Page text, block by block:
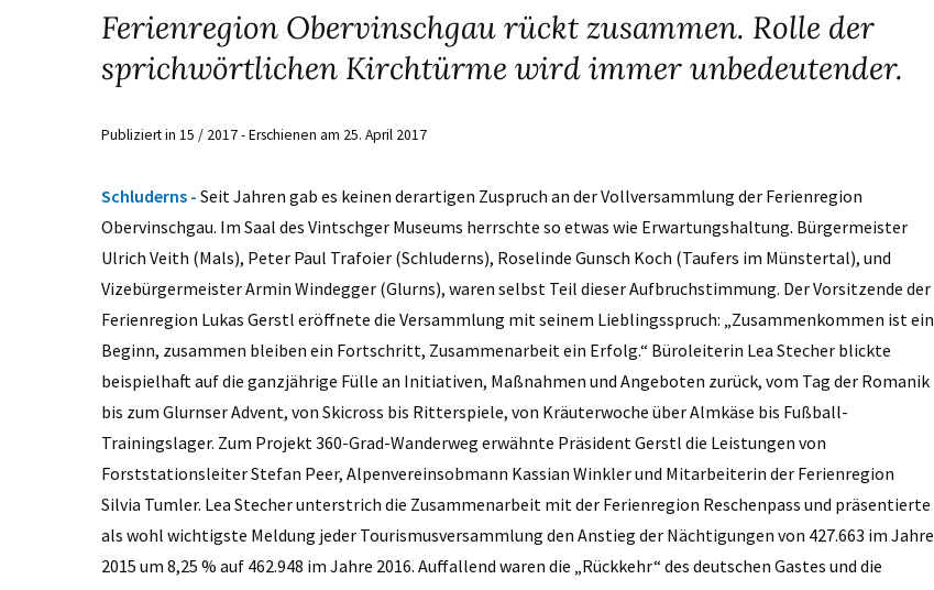
Ferienregion Obervinschgau rückt zusammen. Rolle der
sprichwörtlichen Kirchtürme wird immer unbedeutender.
Publiziert in 15 / 2017 - Erschienen am 25. April 2017
Schluderns - Seit Jahren gab es keinen derartigen Zuspruch an der Vollversammlung der ­Ferienregion
Obervinschgau. Im Saal des Vintschger Museums herrschte so etwas wie Erwartungshaltung. Bürgermeister
Ulrich Veith (Mals), Peter Paul Trafoier (Schluderns), Roselinde Gunsch Koch (Taufers im Münstertal), und
Vizebürgermeister Armin Windegger (Glurns), waren selbst Teil dieser Aufbruchstimmung. Der Vorsitzende der
Ferienregion Lukas Gerstl eröffnete die Versammlung mit seinem Lieblingsspruch: „Zusammenkommen ist ein
Beginn, zusammen bleiben ein Fortschritt, Zusammenarbeit ein Erfolg.“ ­Büroleiterin Lea Stecher blickte
beispielhaft auf die ganzjährige Fülle an Initiativen, Maßnahmen und Angeboten zurück, vom Tag der Romanik
bis zum Glurnser Advent, von Skicross bis Ritterspiele, von Kräuterwoche über Almkäse bis Fußball-
Trainingslager. Zum Projekt 360-Grad-Wanderweg erwähnte Präsident Gerstl die Leistungen von
Forststationsleiter Stefan Peer, Alpenvereinsobmann Kassian Winkler und Mitarbeiterin der Ferienregion
Silvia Tumler. Lea Stecher unterstrich die Zusammenarbeit mit der Ferienregion Reschenpass und präsentierte
als wohl wichtigste Meldung jeder Tourismusversammlung den Anstieg der Nächtigungen von 427.663 im Jahre
2015 um 8,25 % auf 462.948 im Jahre 2016. Auffallend waren die „Rückkehr“ des deutschen Gastes und die